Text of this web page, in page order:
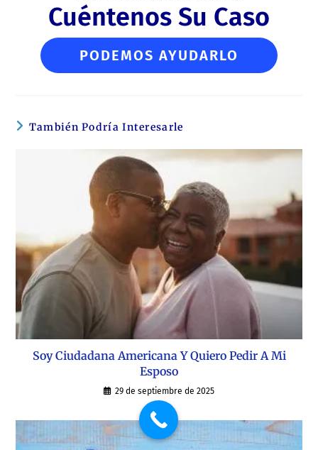
Cuéntenos Su Caso
PODEMOS AYUDARLO
También Podría Interesarle
Soy Ciudadana Americana Y Quiero Pedir A Mi
Esposo
29 de septiembre de 2025